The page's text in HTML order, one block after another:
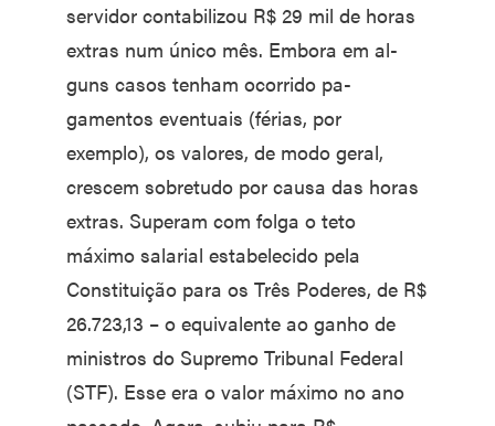
servidor contabi­lizou R$ 29 mil de horas
extras num único mês. Embora em al­
guns casos tenham ocorrido pa­
gamentos eventuais (férias, por
exemplo), os valores, de modo geral,
crescem sobretudo por causa das horas
extras. Superam com folga o teto
máximo salarial estabelecido pela
Constituição para os Três Poderes, de R$
26.723,13 – o equivalente ao ga­nho de
ministros do Supremo Tribunal Federal
(STF). Esse era o valor máximo no ano